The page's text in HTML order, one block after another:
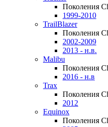
Поколения
1999-2010
TrailBlazer
Поколения
2002-2009
2013 - н.в.
Malibu
Поколения
2016 - н.в
Trax
Поколения
2012
Equinox
Поколения